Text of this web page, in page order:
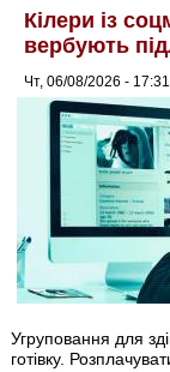
Кілери із
вербують
Чт, 06/08/2026 - 17:31
Угруповання для
готівку.